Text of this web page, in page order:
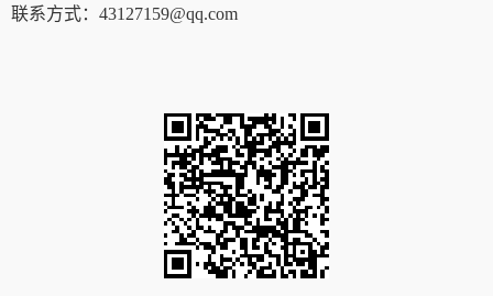
联系方式：43127159@qq.com